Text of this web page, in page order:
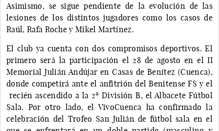
Asimismo, se sigue pendiente de la evolución de las
lesiones de los distintos jugadores como los casos de
Raúl, Rafa Roche y Mikel Martínez.
El club ya cuenta con dos compromisos deportivos. El
primero será la participación el 28 de agosto en el II
Memorial Julián Andújar en Casas de Benítez (Cuenca),
donde competirá ante el anfitrión del Benitense FS y el
recién ascendido a la 2ª División B, el Albacete Fútbol
Sala. Por otro lado, el VivoCuenca ha confirmado la
celebración del Trofeo San Julián de fútbol sala en el